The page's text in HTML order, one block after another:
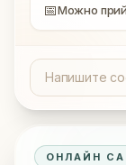
📅Можно
ОНЛАЙН